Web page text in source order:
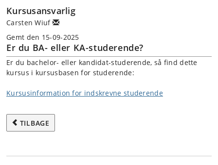
Kursusansvarlig
Carsten Wiuf
Gemt den 15-09-2025
Er du BA- eller KA-studerende?
Er du bachelor- eller kandidat-studerende, så find dette
kursus i kursusbasen for studerende:
Kursusinformation for indskrevne studerende
TILBAGE